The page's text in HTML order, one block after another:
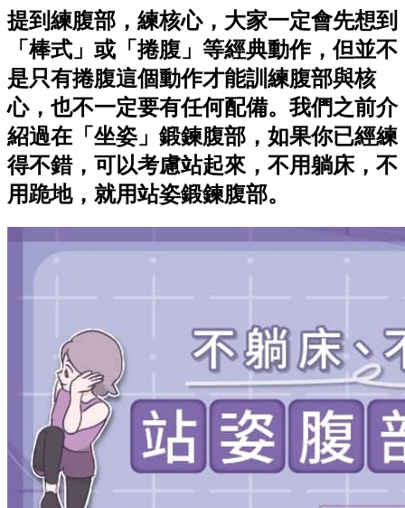
提到練腹部，練核心，大家一定會先想到
「棒式」或「捲腹」等經典動作，但並不
是只有捲腹這個動作才能訓練腹部與核
心，也不一定要有任何配備。我們之前介
紹過在「坐姿」鍛鍊腹部，如果你已經練
得不錯，可以考慮站起來，不用躺床，不
用跪地，就用站姿鍛鍊腹部。